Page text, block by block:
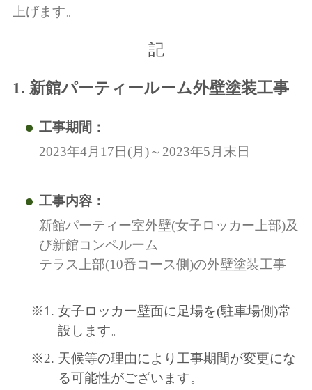
上げます。
記
1. 新館パーティールーム外壁塗装工事
工事期間
2023年4月17日(月)～2023年5月末日
工事内容
新館パーティー室外壁(女子ロッカー上部)及
び新館コンペルーム
テラス上部(10番コース側)の外壁塗装工事
※1. 女子ロッカー壁面に足場を(駐車場側)常
設します。
※2. 天候等の理由により工事期間が変更にな
る可能性がございます。